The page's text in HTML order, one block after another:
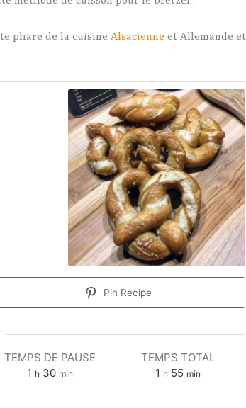
phare de la cuisine Alsacienne et Allemande et
Pin Recipe
TEMPS DE PAUSE
1 h 30 min
TEMPS TOTAL
1 h 55 min